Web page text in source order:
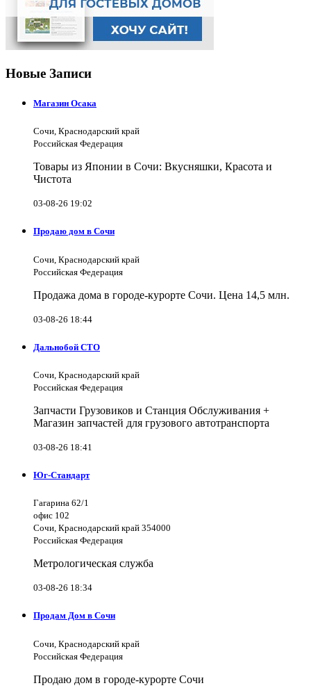
Новые Записи
Магазин Осака
Сочи, Краснодарский край
Российская Федерация
Товары из Японии в Сочи: Вкусняшки, Красота и
Чистота
03-08-26 19:02
Продаю дом в Сочи
Сочи, Краснодарский край
Российская Федерация
Продажа дома в городе-курорте Сочи. Цена 14,5 млн.
03-08-26 18:44
Дальнобой СТО
Сочи, Краснодарский край
Российская Федерация
Запчасти Грузовиков и Станция Обслуживания +
Магазин запчастей для грузового автотранспорта
03-08-26 18:41
Юг-Стандарт
Гагарина 62/1
офис 102
Сочи, Краснодарский край 354000
Российская Федерация
Метрологическая служба
03-08-26 18:34
Продам Дом в Сочи
Сочи, Краснодарский край
Российская Федерация
Продаю дом в городе-курорте Сочи